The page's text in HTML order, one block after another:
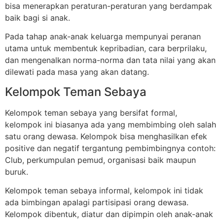
bisa menerapkan peraturan-peraturan yang berdampak
baik bagi si anak.
Pada tahap anak-anak keluarga mempunyai peranan
utama untuk membentuk kepribadian, cara berprilaku,
dan mengenalkan norma-norma dan tata nilai yang akan
dilewati pada masa yang akan datang.
Kelompok Teman Sebaya
Kelompok teman sebaya yang bersifat formal,
kelompok ini biasanya ada yang membimbing oleh salah
satu orang dewasa. Kelompok bisa menghasilkan efek
positive dan negatif tergantung pembimbingnya contoh:
Club, perkumpulan pemud, organisasi baik maupun
buruk.
Kelompok teman sebaya informal, kelompok ini tidak
ada bimbingan apalagi partisipasi orang dewasa.
Kelompok dibentuk, diatur dan dipimpin oleh anak-anak